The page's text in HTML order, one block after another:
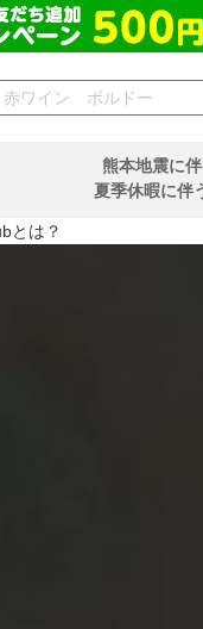
熊本地震に
夏季休暇に伴
とは？